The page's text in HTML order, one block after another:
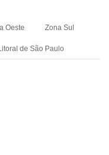
Oeste Zona Sul
de São Paulo